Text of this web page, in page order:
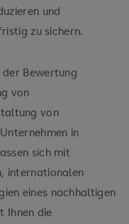
und
zu sichern.
Bewertung
von
von
in
sich mit
internationalen
eines nachhaltigen
Ihnen die